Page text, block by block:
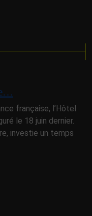
française, l’Hôtel
le 18 juin dernier.
investie un temps